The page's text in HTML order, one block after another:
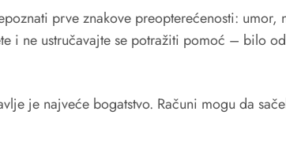
prve znakove preopterećenosti:
i ne ustručavajte se potražiti pomoć – bilo
je najveće bogatstvo. Računi mogu da